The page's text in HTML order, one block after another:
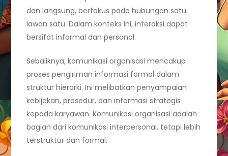
dan langsung, berfokus pada hubungan satu
lawan satu. Dalam konteks ini, interaksi dapat
bersifat informal dan personal.
Sebaliknya, komunikasi organisasi mencakup
proses pengiriman informasi formal dalam
struktur hierarki. Ini melibatkan penyampaian
kebijakan, prosedur, dan informasi strategis
kepada karyawan. Komunikasi organisasi adalah
bagian dari komunikasi interpersonal, tetapi lebih
terstruktur dan formal.